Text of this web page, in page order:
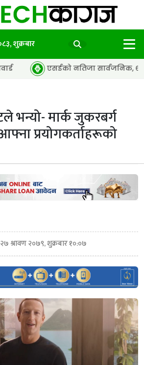
शुक्रबार
एसईको नतिजा सार्वजनिक, ६५.९८ प्रतिशत
भन्यो- मार्क जुकरबर्ग
प्रयोगकर्ताहरूको
२७ श्रावण २०७९, शुक्रबार १०:०७